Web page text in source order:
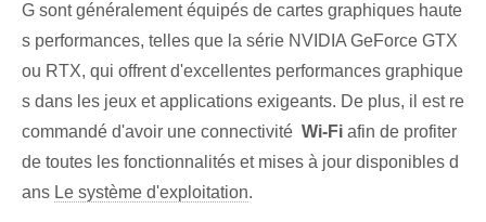
G sont généralement équipés de cartes graphiques haute
s performances, telles que la série NVIDIA GeForce GTX
ou RTX, qui offrent d'excellentes performances graphique
s dans les jeux et applications exigeants. De plus, il est re
commandé d'avoir une connectivité ‌ Wi-Fi afin de profiter
de toutes les fonctionnalités et mises à jour disponibles d
ans Le système d'exploitation.